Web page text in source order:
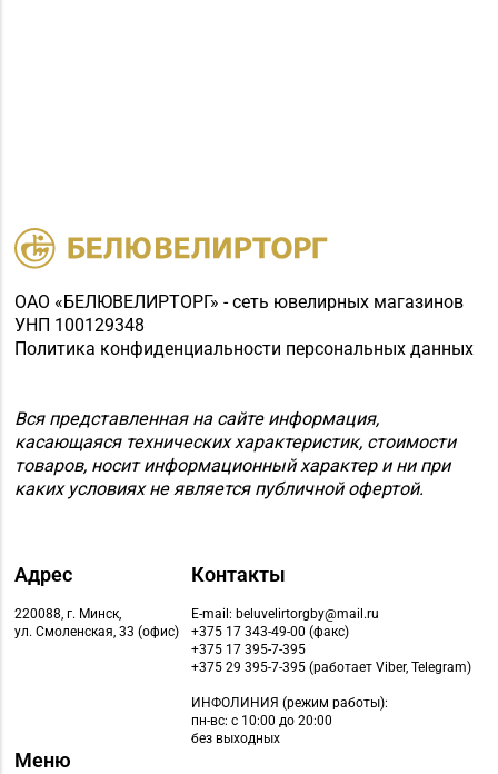
ОАО «БЕЛЮВЕЛИРТОРГ» - сеть ювелирных магазинов
УНП 100129348
Политика конфиденциальности персональных данных
Вся представленная на сайте информация,
касающаяся технических характеристик, стоимости
товаров, носит информационный характер и ни при
каких условиях не является публичной офертой.
Адрес
220088, г. Минск,
ул. Смоленская, 33 (офис)
Контакты
E-mail: beluvelirtorgby@mail.ru
+375 17 343-49-00 (факс)
+375 17 395-7-395
+375 29 395-7-395 (работает Viber, Telegram)
ИНФОЛИНИЯ (режим работы):
пн-вс: с 10:00 до 20:00
без выходных
Меню